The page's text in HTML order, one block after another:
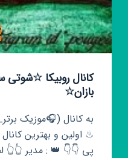
کانال روبیکا
بازان☆
به کانال (🎧موزیک
پی 👇👇 👑 : مدیر